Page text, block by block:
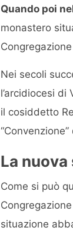
Quando poi
monastero
Nei secoli
l’arcidiocesi
il cosiddetto
La nuova
Come si può
situazione